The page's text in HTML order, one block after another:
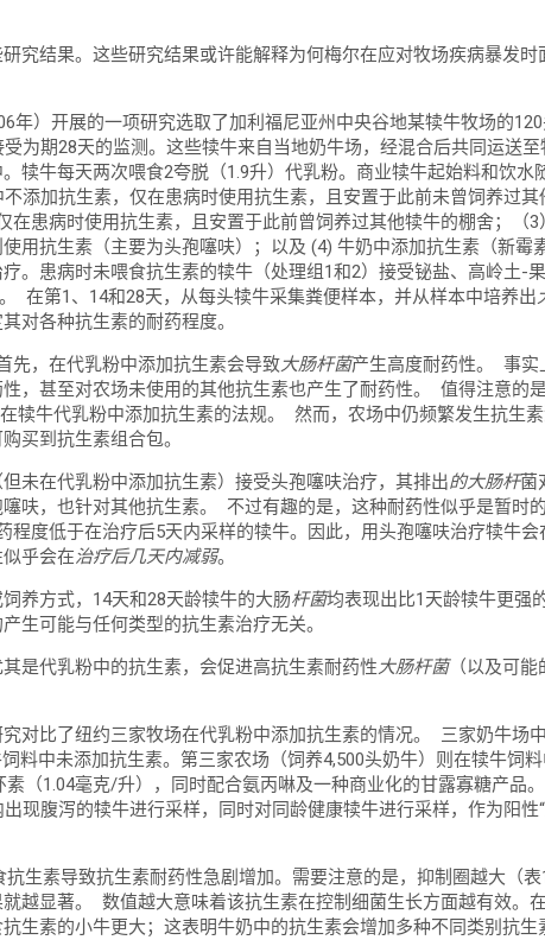
究结果。这些研究结果或许能解释为何梅尔在应对牧场疾病暴发时
年）开展的一项研究选取了加利福尼亚州中央谷地某犊牛牧场的
为期28天的监测。这些犊牛来自当地奶牛场，经混合后共同运送至
犊牛每天两次喂食2夸脱（1.9升）代乳粉。商业犊牛起始料和饮水
添加抗生素，仅在患病时使用抗生素，且安置于此前未曾饲养过其
在患病时使用抗生素，且安置于此前曾饲养过其他犊牛的棚舍；（3
用抗生素（主要为头孢噻呋）；以及 (4) 牛奶中添加抗生素（新霉
。患病时未喂食抗生素的犊牛（处理组1和2）接受铋盐、高岭土-
在第1、14和28天，从每头犊牛采集粪便样本，并从样本中培养出
对各种抗生素的耐药程度。
先，在代乳粉中添加抗生素会导致大肠杆菌产生高度耐药性。 事实
，甚至对农场未使用的其他抗生素也产生了耐药性。 值得注意的
犊牛代乳粉中添加抗生素的法规。 然而，农场中仍频繁发生抗生
买到抗生素组合包。
未在代乳粉中添加抗生素）接受头孢噻呋治疗，其排出的大肠杆菌
呋，也针对其他抗生素。 不过有趣的是，这种耐药性似乎是暂时
程度低于在治疗后5天内采样的犊牛。因此，用头孢噻呋治疗犊牛会
乎会在治疗后几天内减弱。
养方式，14天和28天龄犊牛的大肠杆菌均表现出比1天龄犊牛更强
生可能与任何类型的抗生素治疗无关。
是代乳粉中的抗生素，会促进高抗生素耐药性大肠杆菌（以及可能
究对比了纽约三家牧场在代乳粉中添加抗生素的情况。 三家奶牛场
料中未添加抗生素。第三家农场（饲养4,500头奶牛）则在犊牛饲
（1.04毫克/升），同时配合氨丙啉及一种商业化的甘露寡糖产品
现腹泻的犊牛进行采样，同时对同龄健康犊牛进行采样，作为阳性
生素导致抗生素耐药性急剧增加。需要注意的是，抑制圈越大（
越显著。 数值越大意味着该抗生素在控制细菌生长方面越有效。在
生素的小牛更大；这表明牛奶中的抗生素会增加多种不同类别抗生